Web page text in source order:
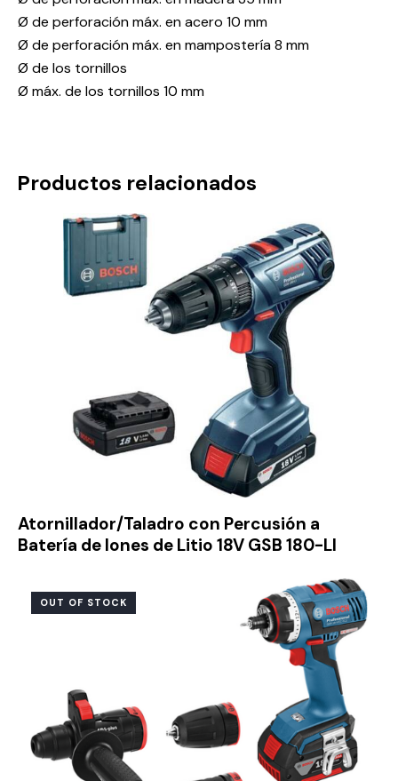
Ø de perforación máx. en acero 10 mm
Ø de perforación máx. en mampostería 8 mm
Ø de los tornillos
Ø máx. de los tornillos 10 mm
Productos relacionados
Atornillador/Taladro con Percusión a
Batería de Iones de Litio 18V GSB 180-LI
OUT OF STOCK